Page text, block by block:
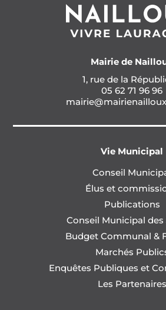
Mairie de
1, rue de la
05 62 71 96 96
Vie Municipal
Conseil
Élus et
Publications
Conseil Municipal des
Budget Communal &
Marchés
Enquêtes Publiques et
Les Partenaires